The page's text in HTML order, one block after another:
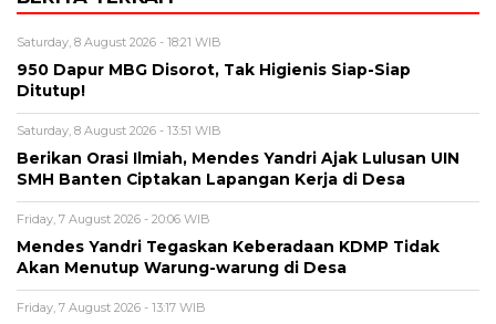
Saturday, 8 August 2026 - 18:21 WIB
950 Dapur MBG Disorot, Tak Higienis Siap-Siap
Ditutup!
Saturday, 8 August 2026 - 13:51 WIB
Berikan Orasi Ilmiah, Mendes Yandri Ajak Lulusan UIN
SMH Banten Ciptakan Lapangan Kerja di Desa
Friday, 7 August 2026 - 20:06 WIB
Mendes Yandri Tegaskan Keberadaan KDMP Tidak
Akan Menutup Warung-warung di Desa
Friday, 7 August 2026 - 13:17 WIB